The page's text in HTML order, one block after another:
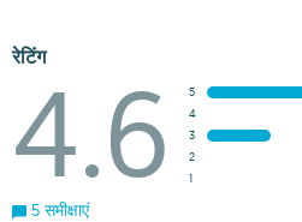
रेटिंग
4.6
5
4
3
2
1
5 समीक्षाएं